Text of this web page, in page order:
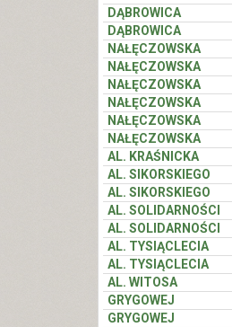
DĄBROWICA
DĄBROWICA
NAŁĘCZOWSKA
NAŁĘCZOWSKA
NAŁĘCZOWSKA
NAŁĘCZOWSKA
NAŁĘCZOWSKA
NAŁĘCZOWSKA
AL. KRAŚNICKA
AL. SIKORSKIEGO
AL. SIKORSKIEGO
AL. SOLIDARNOŚCI
AL. SOLIDARNOŚCI
AL. TYSIĄCLECIA
AL. TYSIĄCLECIA
AL. WITOSA
GRYGOWEJ
GRYGOWEJ